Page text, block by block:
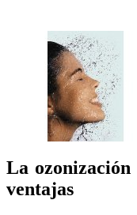
La
ventajas